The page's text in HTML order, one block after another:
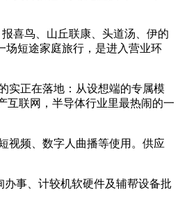
喜鸟、山丘联康、头道汤、伊的
场短途家庭旅行，是进入营业环
正在落地：从设想端的专属模
互联网，半导体行业里最热闹的一
视频、数字人曲播等使用。供应
事、计较机软硬件及辅帮设备批